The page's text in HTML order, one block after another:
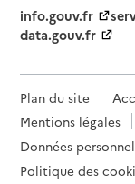
info.gouv.fr
data.gouv.fr
Plan du site
Mentions légales
Données
Politique des